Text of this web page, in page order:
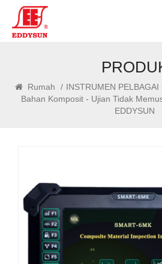
Rumah / INSTRUMEN PELBAGAI
Bahan Komposit - Ujian Tidak
EDDYSUN